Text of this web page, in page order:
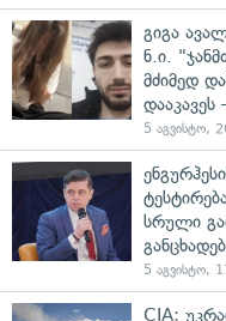
გიგა
ნ.ი.
მძიმედ
5 აგვისტო,
სრული
5 აგვისტო,
CIA: